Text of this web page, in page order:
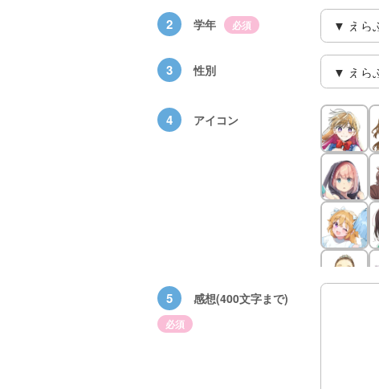
2 学年 必須
3 性別
4 アイコン
5 感想(400文字まで)
必須
世にもふしぎな
ＳＣＰガチャ！
い猫にご用心
カ
は